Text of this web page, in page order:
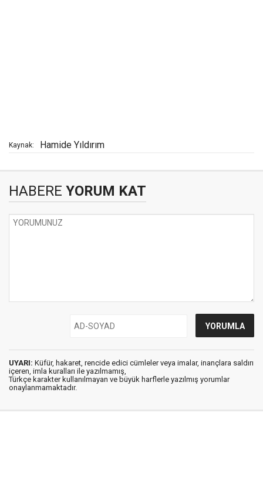
Kaynak: Hamide Yıldırım
HABERE YORUM KAT
UYARI: Küfür, hakaret, rencide edici cümleler veya imalar, inançlara saldırı
içeren, imla kuralları ile yazılmamış,
Türkçe karakter kullanılmayan ve büyük harflerle yazılmış yorumlar
onaylanmamaktadır.